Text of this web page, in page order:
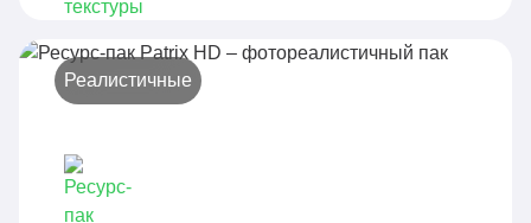
Реалистичные